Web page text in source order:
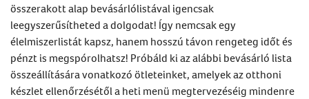
összerakott alap bevásárlólistával igencsak
leegyszerűsítheted a dolgodat! Így nemcsak egy
élelmiszerlistát kapsz, hanem hosszú távon rengeteg időt és
pénzt is megspórolhatsz! Próbáld ki az alábbi bevásárló lista
összeállítására vonatkozó ötleteinket, amelyek az otthoni
készlet ellenőrzésétől a heti menü megtervezéséig mindenre